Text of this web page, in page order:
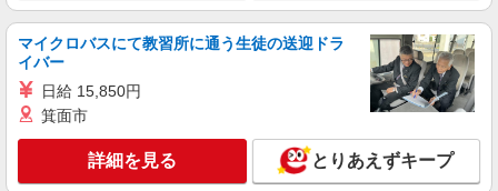
川崎市幸区 ＜最寄駅：矢向＞
キープ 詳細を見る
株式会社kotrio /●YK-S-2023783
鹿島田駅≫高級シニアマンションの看護師▼居
マイクロバスにて教習所に通う生徒の送迎ドラ
イバー
日給 15,850円
箕面市
詳細を見る とりあえずキープ